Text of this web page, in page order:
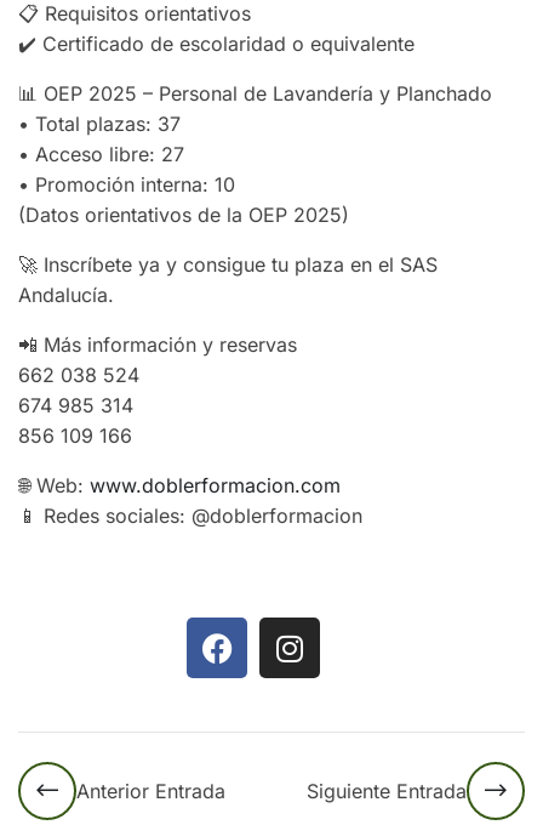
📋 Requisitos orientativos
✔️ Certificado de escolaridad o equivalente
📊 OEP 2025 – Personal de Lavandería y Planchado
• Total plazas: 37
• Acceso libre: 27
• Promoción interna: 10
(Datos orientativos de la OEP 2025)
🚀 Inscríbete ya y consigue tu plaza en el SAS
Andalucía.
📲 Más información y reservas
662 038 524
674 985 314
856 109 166
🌐 Web: www.doblerformacion.com
📱 Redes sociales: @doblerformacion
Anterior Entrada Siguiente Entrada